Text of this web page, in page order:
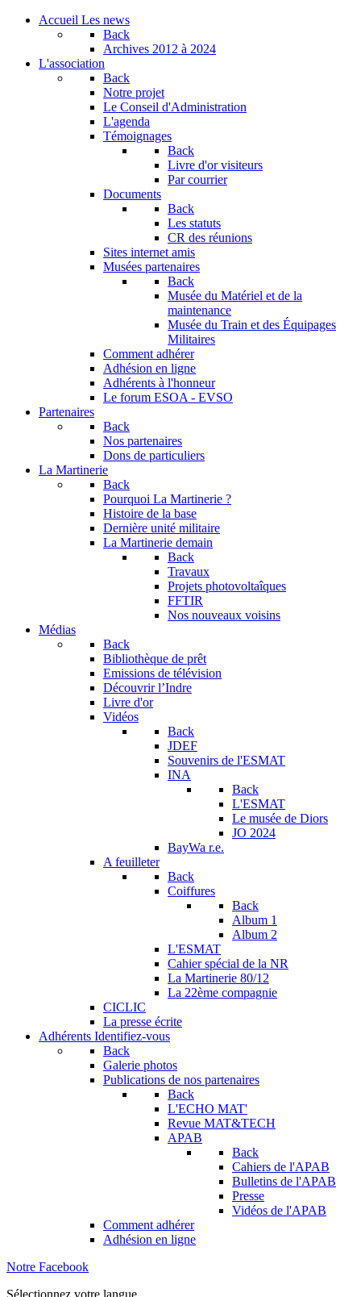
Accueil Les news
Back
Archives 2012 à 2024
L'association
Back
Notre projet
Le Conseil d'Administration
L'agenda
Témoignages
Back
Livre d'or visiteurs
Par courrier
Documents
Back
Les statuts
CR des réunions
Sites internet amis
Musées partenaires
Back
Musée du Matériel et de la
maintenance
Musée du Train et des Équipages
Militaires
Comment adhérer
Adhésion en ligne
Adhérents à l'honneur
Le forum ESOA - EVSO
Partenaires
Back
Nos partenaires
Dons de particuliers
La Martinerie
Back
Pourquoi La Martinerie ?
Histoire de la base
Dernière unité militaire
La Martinerie demain
Back
Travaux
Projets photovoltaîques
FFTIR
Nos nouveaux voisins
Médias
Back
Bibliothèque de prêt
Emissions de télévision
Découvrir l’Indre
Livre d'or
Vidéos
Back
JDEF
Souvenirs de l'ESMAT
INA
Back
L'ESMAT
Le musée de Diors
JO 2024
BayWa r.e.
A feuilleter
Back
Coiffures
Back
Album 1
Album 2
L'ESMAT
Cahier spécial de la NR
La Martinerie 80/12
La 22ème compagnie
CICLIC
La presse écrite
Adhérents Identifiez-vous
Back
Galerie photos
Publications de nos partenaires
Back
L'ECHO MAT'
Revue MAT&TECH
APAB
Back
Cahiers de l'APAB
Bulletins de l'APAB
Presse
Vidéos de l'APAB
Comment adhérer
Adhésion en ligne
Notre Facebook
Sélectionnez votre langue